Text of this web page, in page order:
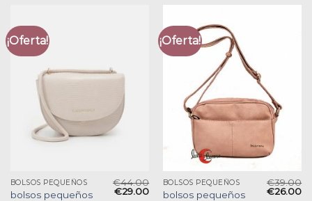
¡Oferta!
BOLSOS PEQUEÑOS
bolsos pequeños
€44.00
€29.00
¡Oferta!
BOLSOS PEQUEÑOS
bolsos pequeños
€39.00
€26.00